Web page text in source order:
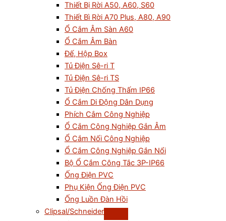
Thiết Bị Rời A50, A60, S60
Thiết Bì Rời A70 Plus, A80, A90
Ổ Cắm Âm Sàn A60
Ổ Cắm Âm Bàn
Đế, Hộp Box
Tủ Điện Sê-ri T
Tủ Điện Sê-ri TS
Tủ Điện Chống Thấm IP66
Ổ Cắm Di Động Dân Dụng
Phích Cắm Công Nghiệp
Ổ Cắm Công Nghiệp Gắn Âm
Ổ Cắm Nối Công Nghiệp
Ổ Cắm Công Nghiệp Gắn Nổi
Bộ Ổ Cắm Công Tắc 3P-IP66
Ống Điện PVC
Phụ Kiện Ống Điện PVC
Ống Luồn Đàn Hồi
Clipsal/Schneider